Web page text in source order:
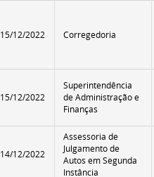
15/12/2022 Corregedoria
15/12/2022
Superintendência
de Administração e
Finanças
14/12/2022
Assessoria de
Julgamento de
Autos em Segunda
Instância